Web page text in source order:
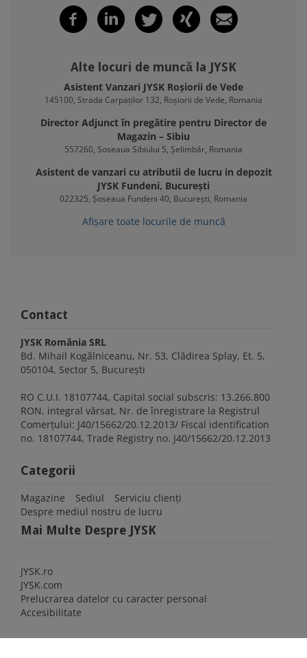
Alte locuri de muncă la JYSK
Asistent Vanzari JYSK Roșiorii de Vede
145100, Strada Carpaților 132, Roșiorii de Vede, Romania
Director Adjunct în pregătire pentru Director de
Magazin – Sibiu
557260, Soseaua Sibiului 5, Șelimbăr, Romania
Asistent de vanzari cu atributii de lucru in depozit
JYSK Fundeni, București
022325, Șoseaua Fundeni 40, București, Romania
Afișare toate locurile de muncă
Contact
JYSK România SRL
Bd. Mihail Kogălniceanu, Nr. 53, Clădirea Splay, Et. 5,
050104, Sector 5, București
RO C.U.I. 18107744, Capital social subscris: 13.266.800
RON, integral vărsat, Nr. de înregistrare la Registrul
Comerţului: J40/15662/20.12.2013/ Fiscal identification
no. 18107744, Trade Registry no. J40/15662/20.12.2013
Categorii
Magazine Sediul
Serviciu clienți
Despre mediul nostru de lucru
Mai Multe Despre JYSK
JYSK.ro
JYSK.com
Prelucrarea datelor cu caracter personal
Accesibilitate